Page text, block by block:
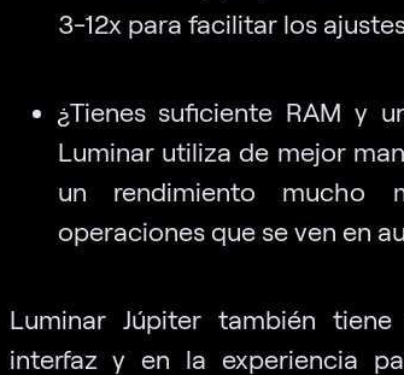
3-12x para facilitar los
¿Tienes suficiente RAM y
Luminar utiliza de mejor
un rendimiento mucho
operaciones que se ven en
Luminar Júpiter también
interfaz y en la experiencia